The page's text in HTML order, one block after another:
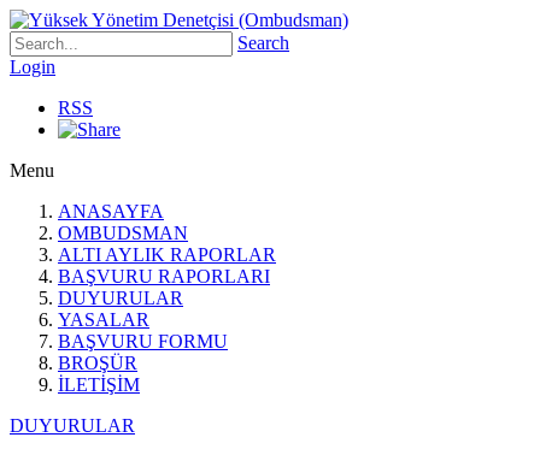
Search
Login
RSS
Menu
ANASAYFA
OMBUDSMAN
ALTI AYLIK RAPORLAR
BAŞVURU RAPORLARI
DUYURULAR
YASALAR
BAŞVURU FORMU
BROŞÜR
İLETİŞİM
DUYURULAR